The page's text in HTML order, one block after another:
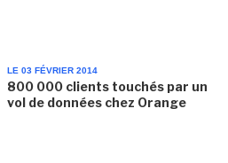
LE 03 FÉVRIER 2014
800 000 clients touchés par un
vol de données chez Orange